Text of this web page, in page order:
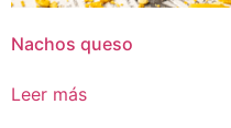
Nachos queso
Leer más